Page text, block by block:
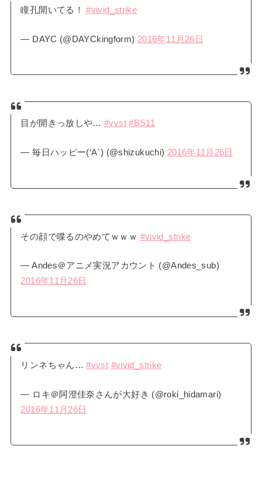
瞳孔開いてる！#vivid_strike
— DAYC (@DAYCkingform) 2016年11月26日
目が開きっ放しや…#vvst #BS11
— 毎日ハッピー(‘A`) (@shizukuchi) 2016年11月26日
その顔で喋るのやめてｗｗｗ #vivid_strike
— Andes＠アニメ実況アカウント (@Andes_sub)
2016年11月26日
リンネちゃん…#vvst #vivid_strike
— ロキ＠阿澄佳奈さんが大好き (@roki_hidamari)
2016年11月26日